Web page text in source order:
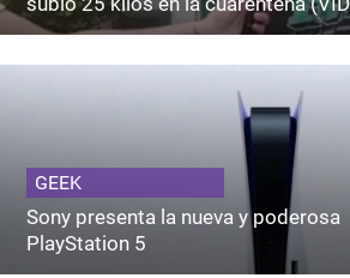
GEEK
Sony presenta la nueva y poderosa
PlayStation 5